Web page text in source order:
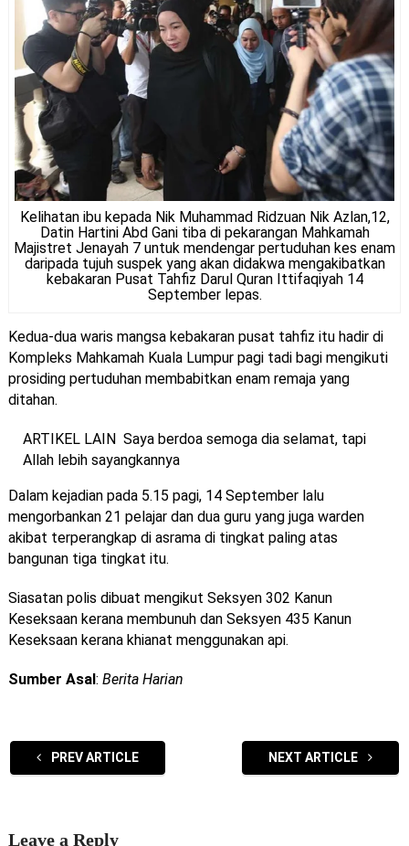
Kelihatan ibu kepada Nik Muhammad Ridzuan Nik Azlan,12,
Datin Hartini Abd Gani tiba di pekarangan Mahkamah
Majistret Jenayah 7 untuk mendengar pertuduhan kes enam
daripada tujuh suspek yang akan didakwa mengakibatkan
kebakaran Pusat Tahfiz Darul Quran Ittifaqiyah 14
September lepas.
Kedua-dua waris mangsa kebakaran pusat tahfiz itu hadir di
Kompleks Mahkamah Kuala Lumpur pagi tadi bagi mengikuti
prosiding pertuduhan membabitkan enam remaja yang
ditahan.
ARTIKEL LAIN Saya berdoa semoga dia selamat, tapi
Allah lebih sayangkannya
Dalam kejadian pada 5.15 pagi, 14 September lalu
mengorbankan 21 pelajar dan dua guru yang juga warden
akibat terperangkap di asrama di tingkat paling atas
bangunan tiga tingkat itu.
Siasatan polis dibuat mengikut Seksyen 302 Kanun
Keseksaan kerana membunuh dan Seksyen 435 Kanun
Keseksaan kerana khianat menggunakan api.
Sumber Asal: Berita Harian
PREV ARTICLE NEXT ARTICLE
Leave a Reply